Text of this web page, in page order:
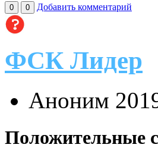
0 0 Добавить комментарий
ФСК Лидер
Аноним
Положительные